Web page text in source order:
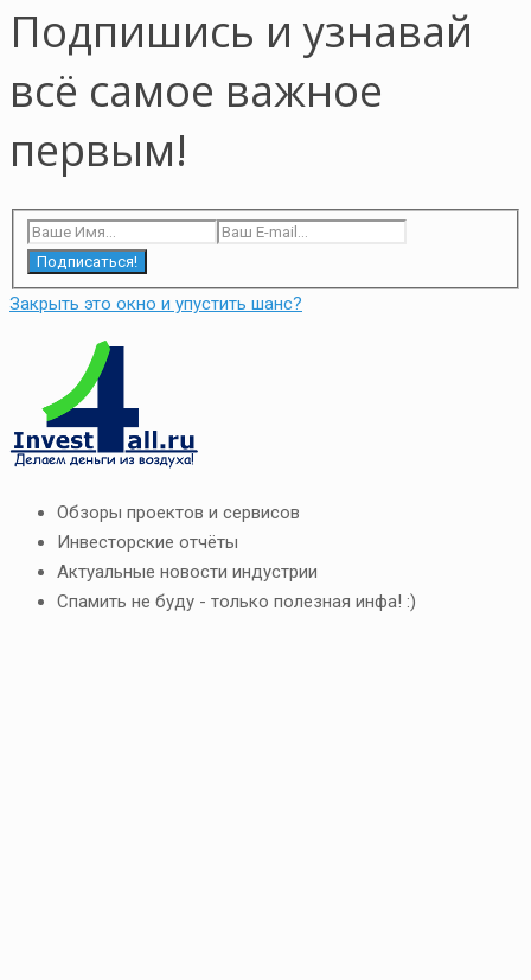
Подпишись и узнавай
всё самое важное
первым!
Подписаться!
Закрыть это окно и упустить шанс?
Обзоры проектов и сервисов
Инвесторские отчёты
Актуальные новости индустрии
Спамить не буду - только полезная инфа! :)